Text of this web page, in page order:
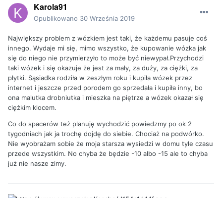
Karola91
Opublikowano 30 Września 2019
Największy problem z wózkiem jest taki, że każdemu pasuje coś
innego. Wydaje mi się, mimo wszystko, że kupowanie wózka jak
się do niego nie przymierzyło to może być niewypał.Przychodzi
taki wózek i się okazuje że jest za mały, za duży, za ciężki, za
płytki. Sąsiadka rodziła w zeszłym roku i kupiła wózek przez
internet i jeszcze przed porodem go sprzedała i kupiła inny, bo
ona malutka drobniutka i mieszka na piętrze a wózek okazał się
ciężkim klocem.
Co do spacerów też planuję wychodzić powiedzmy po ok 2
tygodniach jak ja trochę dojdę do siebie. Chociaż na podwórko.
Nie wyobrażam sobie że moja starsza wysiedzi w domu tyle czasu
przede wszystkim. No chyba że będzie -10 albo -15 ale to chyba
już nie nasze zimy.